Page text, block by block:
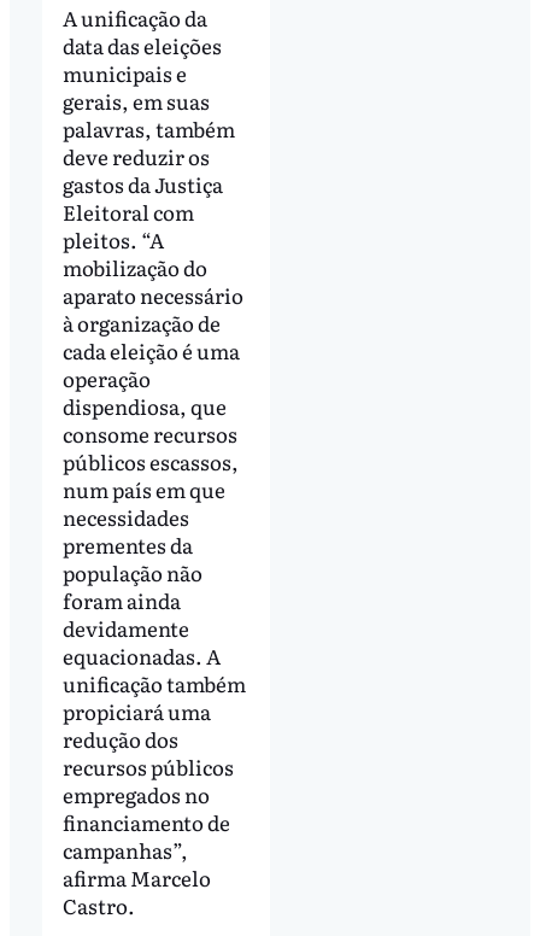
A unificação da
data das eleições
municipais e
gerais, em suas
palavras, também
deve reduzir os
gastos da Justiça
Eleitoral com
pleitos. “A
mobilização do
aparato necessário
à organização de
cada eleição é uma
operação
dispendiosa, que
consome recursos
públicos escassos,
num país em que
necessidades
prementes da
população não
foram ainda
devidamente
equacionadas. A
unificação também
propiciará uma
redução dos
recursos públicos
empregados no
financiamento de
campanhas”,
afirma Marcelo
Castro.